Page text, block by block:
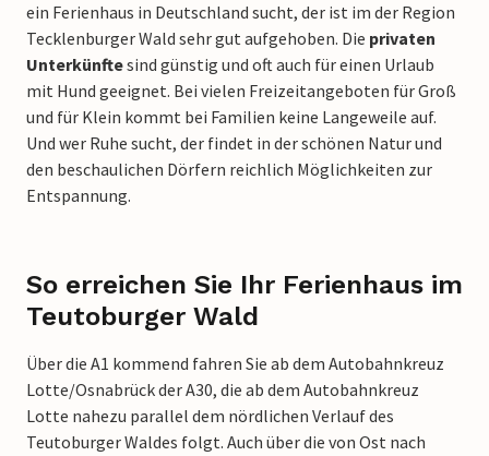
ein Ferienhaus in Deutschland sucht, der ist im der Region
Tecklenburger Wald sehr gut aufgehoben. Die privaten
Unterkünftesind günstig und oft auch für einen Urlaub
mit Hund geeignet. Bei vielen Freizeitangeboten für Groß
und für Klein kommt bei Familien keine Langeweile auf.
Und wer Ruhe sucht, der findet in der schönen Natur und
den beschaulichen Dörfern reichlich Möglichkeiten zur
Entspannung.
So erreichen Sie Ihr Ferienhaus im
Teutoburger Wald
Über die A1 kommend fahren Sie ab dem Autobahnkreuz
Lotte/Osnabrück der A30, die ab dem Autobahnkreuz
Lotte nahezu parallel dem nördlichen Verlauf des
Teutoburger Waldes folgt. Auch über die von Ost nach